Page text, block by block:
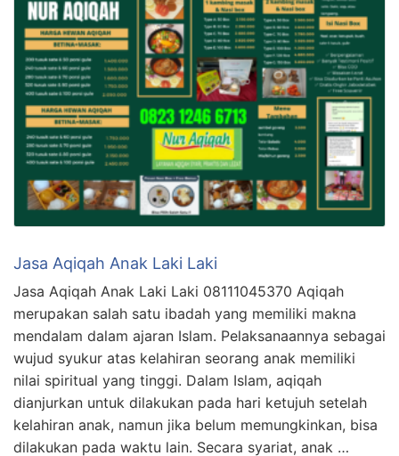
Jasa Aqiqah Anak Laki Laki
Jasa Aqiqah Anak Laki Laki 08111045370 Aqiqah
merupakan salah satu ibadah yang memiliki makna
mendalam dalam ajaran Islam. Pelaksanaannya sebagai
wujud syukur atas kelahiran seorang anak memiliki
nilai spiritual yang tinggi. Dalam Islam, aqiqah
dianjurkan untuk dilakukan pada hari ketujuh setelah
kelahiran anak, namun jika belum memungkinkan, bisa
dilakukan pada waktu lain. Secara syariat, anak …